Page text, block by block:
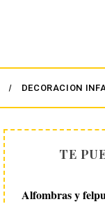
DECORACION
TE
Alfombras y